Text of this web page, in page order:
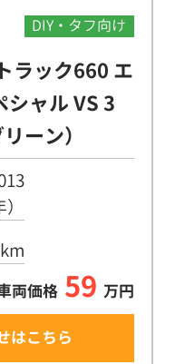
DIY・タフ向け
ラック660 エ
シャル VS 3
ーン）
両価格 59 万円
はこちら